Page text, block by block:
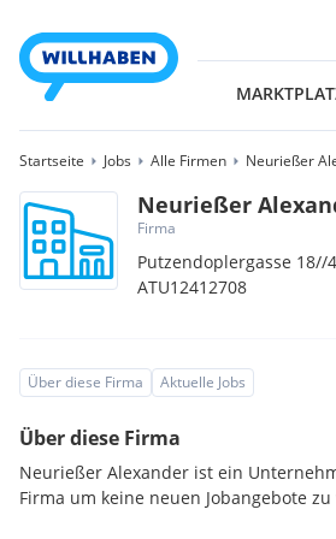
Startseite Jobs Alle Firmen Neurießer
Neurießer
Firma
Putzendoplergasse 18//
ATU12412708
Über diese Firma Aktuelle Jobs
Über diese Firma
Neurießer Alexander ist ein
Firma um keine neuen Jobangebote